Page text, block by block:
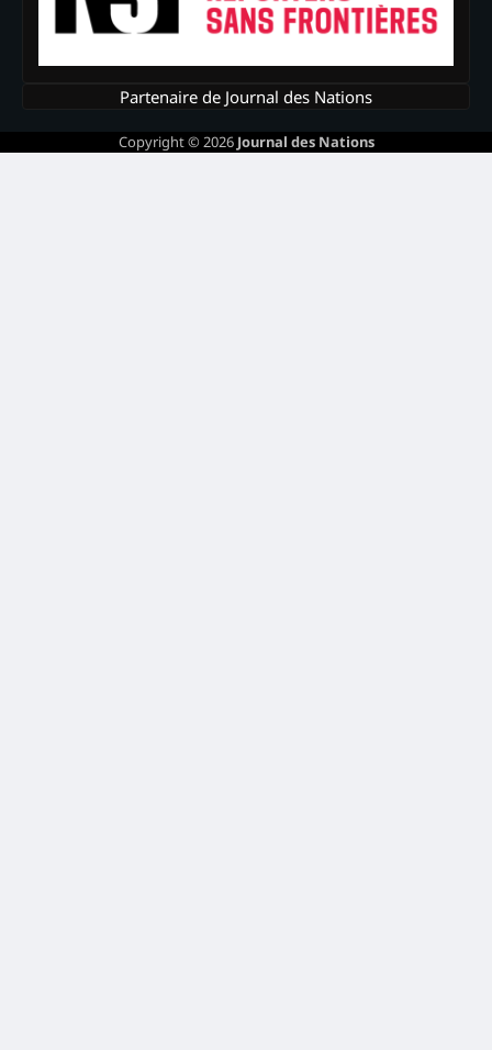
Partenaire de Journal des Nations
Copyright © 2026 Journal des Nations